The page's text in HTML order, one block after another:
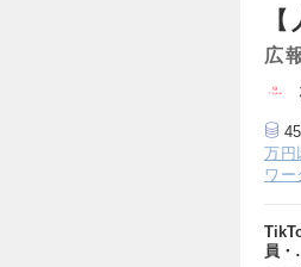
広
万円
ワー
員